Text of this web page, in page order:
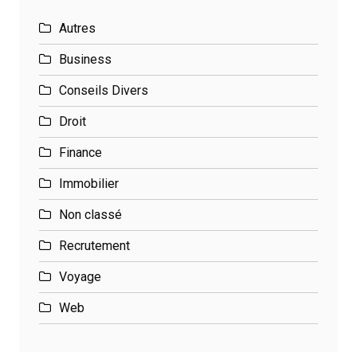
Autres
Business
Conseils Divers
Droit
Finance
Immobilier
Non classé
Recrutement
Voyage
Web